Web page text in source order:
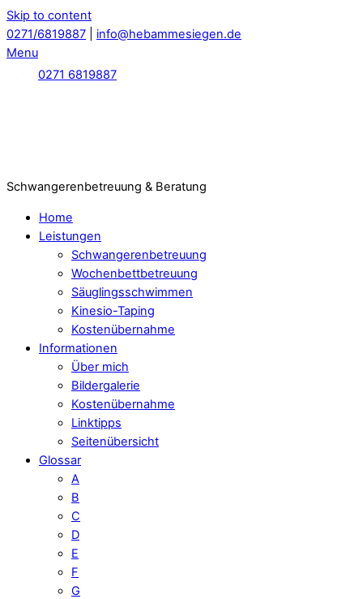
Skip to content
0271/6819887
info@hebammesiegen.de
Menu
0271 6819887
Schwangerenbetreuung & Beratung
Home
Leistungen
Schwangerenbetreuung
Wochenbettbetreuung
Säuglingsschwimmen
Kinesio-Taping
Kostenübernahme
Informationen
Über mich
Bildergalerie
Kostenübernahme
Linktipps
Seitenübersicht
Glossar
A
B
C
D
E
F
G